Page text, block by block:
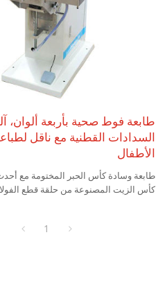
طابعة فوط صحية بأربعة ألوان،
السدادات القطنية مع ناقل
الأطفال
طابعة وسادة كأس الحبر المختومة مع أحدث
كأس الزيت المصنوعة من حلقة قطع
الاحتكاك الذي هذا القسم من الجهاز من
1